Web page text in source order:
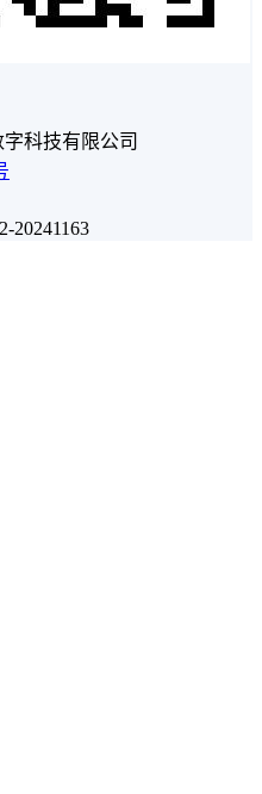
科技有限公司
20241163